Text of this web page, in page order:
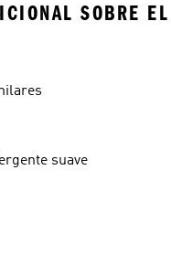
SOBRE EL
suave